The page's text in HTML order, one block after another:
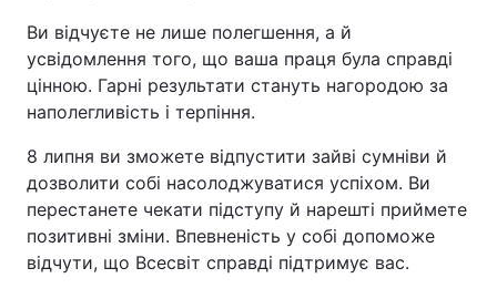
Ви відчуєте не лише полегшення, а й
усвідомлення того, що ваша праця була справді
цінною. Гарні результати стануть нагородою за
наполегливість і терпіння.
8 липня ви зможете відпустити зайві сумніви й
дозволити собі насолоджуватися успіхом. Ви
перестанете чекати підступу й нарешті приймете
позитивні зміни. Впевненість у собі допоможе
відчути, що Всесвіт справді підтримує вас.